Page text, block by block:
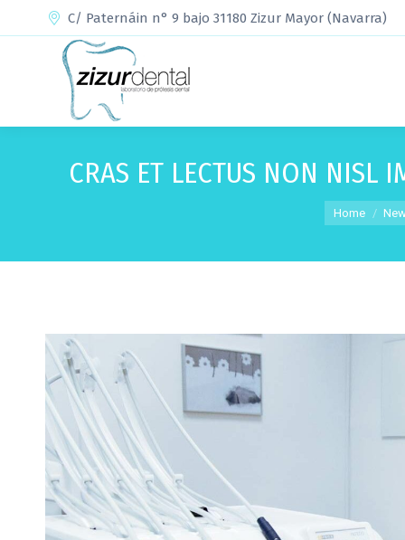
C/ Paternáin n° 9 bajo 31180 Zizur Mayor (Navarra)
CRAS ET LECTUS NON NISL
You are here:
Home